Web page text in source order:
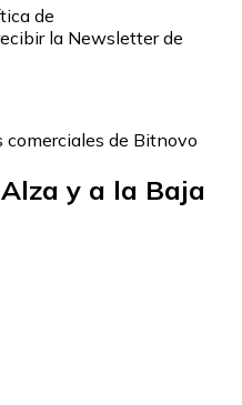
de
la Newsletter de
de Bitnovo
y a la Baja